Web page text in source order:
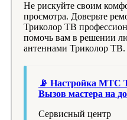
Не рискуйте своим
просмотра. Доверьте
Триколор ТВ
помочь вам в решении
антеннами Триколор ТВ.
📡 Настройка МТС
Вызов мастера на
Cервисный центр